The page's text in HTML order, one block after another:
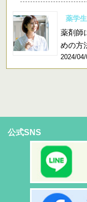
薬学
薬剤師
めの方
2024/
公式SNS